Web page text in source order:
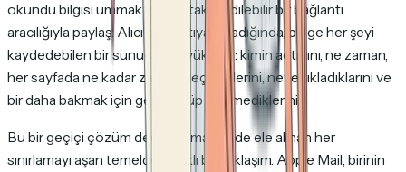
okundu bilgisi ummak yerine, takip edilebilir bir bağlantı
aracılığıyla paylaş. Alıcı bağlantıya tıkladığında, belge her şeyi
kaydedebilen bir sunucudan yüklenir: kimin açtığını, ne zaman,
her sayfada ne kadar zaman geçirdiklerini, neye tıkladıklarını ve
bir daha bakmak için geri dönüp dönmediklerini.
Bu bir geçiçi çözüm değil. Bu makalede ele alınan her
sınırlamayı aşan temelden farklı bir yaklaşım. Apple Mail, birinin